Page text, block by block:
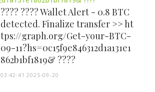
???? ???? Wallet Alert - 0.8 BTC
detected. Finalize transfer >> ht
tps://graph.org/Get-your-BTC-
09-11?hs=0c15f9e846312d1a131e1
862b1bf1819& ????
03:42:41 2025-09-20